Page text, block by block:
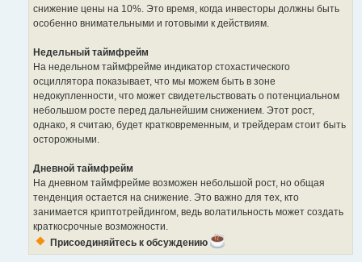
снижение цены на 10%. Это время, когда инвесторы должны быть
особенно внимательными и готовыми к действиям.
Недельный таймфрейм
На недельном таймфрейме индикатор стохастического
осциллятора показывает, что мы можем быть в зоне
недокупленности, что может свидетельствовать о потенциальном
небольшом росте перед дальнейшим снижением. Этот рост,
однако, я считаю, будет кратковременным, и трейдерам стоит быть
осторожными.
Дневной таймфрейм
На дневном таймфрейме возможен небольшой рост, но общая
тенденция остается на снижение. Это важно для тех, кто
занимается криптотрейдингом, ведь волатильность может создать
краткосрочные возможности.
Присоединяйтесь к обсуждению